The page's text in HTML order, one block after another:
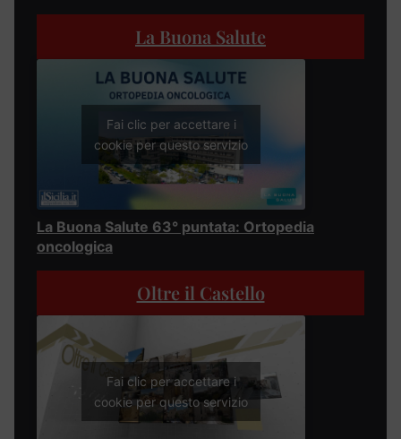
La Buona Salute
Fai clic per accettare i
cookie per questo servizio
La Buona Salute 63° puntata: Ortopedia
oncologica
Oltre il Castello
Fai clic per accettare i
cookie per questo servizio